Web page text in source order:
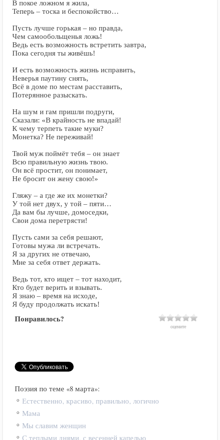
В покое ложном я жила,
Теперь – тоска и беспокойство…
Пусть лучше горькая – но правда,
Чем самообольщенья ложь!
Ведь есть возможность встретить завтра,
Пока сегодня ты живёшь!
И есть возможность жизнь исправить,
Неверья паутину снять,
Всё в доме по местам расставить,
Потерянное разыскать.
На шум и гам пришли подруги,
Сказали: «В крайность не впадай!
К чему терпеть такие муки?
Монетка? Не переживай!
Твой муж поймёт тебя – он знает
Всю правильную жизнь твою.
Он всё простит, он понимает,
Не бросит он жену свою!»
Гляжу – а где же их монетки?
У той нет двух, у той – пяти…
Да вам бы лучше, домоседки,
Свои дома перетрясти!
Пусть сами за себя решают,
Готовы мужа ли встречать.
Я за других не отвечаю,
Мне за себя ответ держать.
Ведь тот, кто ищет – тот находит,
Кто будет верить и взывать.
Я знаю – время на исходе,
Я буду продолжать искать!
Понравилось?
оцените
Поэзия по теме «8 марта»:
Естественно, красиво, правильно, логично
Мама
Мы славим женщин
С теплыми днями, с весенней капелью